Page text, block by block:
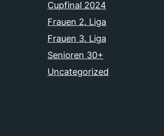
Cupfinal 2024
Frauen 2. Liga
Frauen 3. Liga
Senioren 30+
Uncategorized